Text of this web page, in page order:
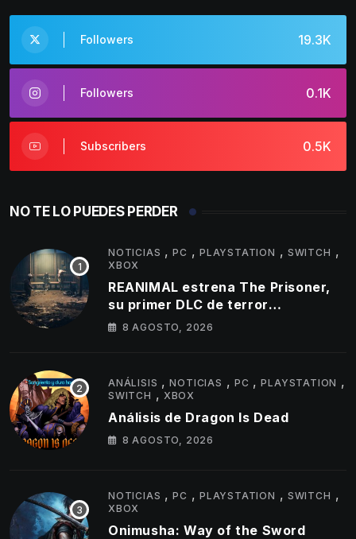
19.3K
Followers
0.1K
Followers
0.5K
Subscribers
NO TE LO PUEDES PERDER
NOTICIAS ,PC ,PLAYSTATION , SWITCH ,
XBOX
REANIMAL estrena The Prisoner,
su primer DLC de terror
cooperativo
8 AGOSTO, 2026
ANÁLISIS ,NOTICIAS , PC ,PLAYSTATION ,
SWITCH , XBOX
Análisis de Dragon Is Dead
8 AGOSTO, 2026
NOTICIAS ,PC ,PLAYSTATION , SWITCH ,
XBOX
Onimusha: Way of the Sword